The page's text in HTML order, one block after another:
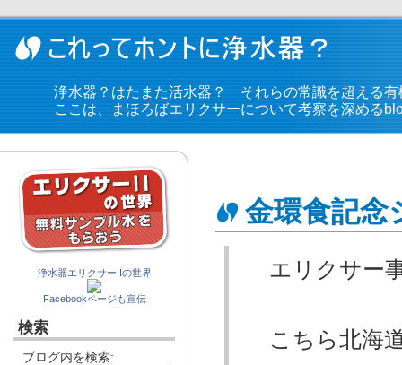
浄水器？はたまた活水器？ それらの常識を超える有
ここは、まほろばエリクサーについて考察を深める
金環食記念
エリクサー
こちら北海
浄水器エリクサーIIの世界
Facebookページも宣伝
検索
ブログ内を検索: